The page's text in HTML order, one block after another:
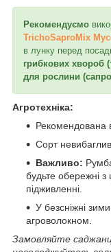
Рекомендуємо
TrichoSaproMix
в лунку перед
грибкових хвороб
для рослини
Агротехніка:
Рекомендована
Сорт
Важливо:
будьте обережні
підживленні.
У безсніжні
агроволокном.
Замовляйте